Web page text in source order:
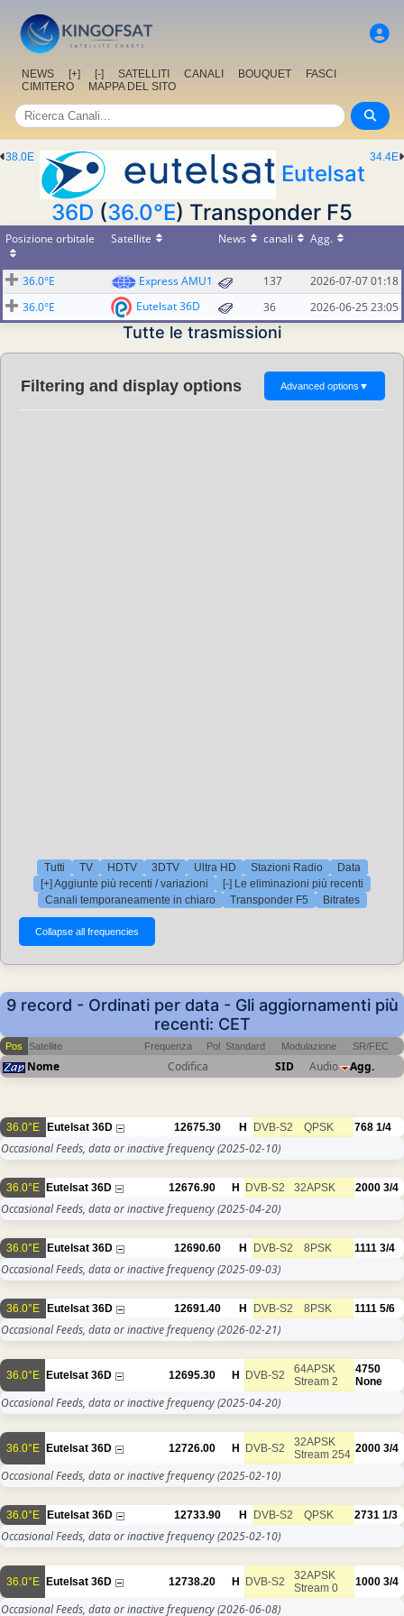
NEWS [+] [-] SATELLITI CANALI BOUQUET
FASCI
CIMITERO
MAPPA DEL SITO
34.4E
38.0E
Eutelsat
36D (36.0°E) Transponder F5
Posizione orbitale Satellite News canali Agg.
36.0°E Express AMU1 137
2026-07-07 01:18
36.0°E
Eutelsat 36D 36 2026-06-25 23:05
Tutte le trasmissioni
Filtering and display options Advanced options ▼
Tutti TV HDTV 3DTV Ultra HD Stazioni Radio
Data
[+] Aggiunte più recenti / variazioni
[-] Le eliminazioni più recenti
Canali temporaneamente in chiaro
Transponder F5 Bitrates
9 record - Ordinati per data - Gli aggiornamenti più
recenti: CET
Pos Satellite Frequenza Pol Standard Modulazione SR/FEC
Nome Codifica SID Audio Agg.
36.0°E Eutelsat 36D 12675.30 H DVB-S2 QPSK 768 1/4
Occasional Feeds, data or inactive frequency(2025-02-10)
36.0°E Eutelsat 36D 12676.90 H DVB-S2 32APSK 2000 3/4
Occasional Feeds, data or inactive frequency(2025-04-20)
36.0°E Eutelsat 36D 12690.60 H DVB-S2 8PSK 1111 3/4
Occasional Feeds, data or inactive frequency(2025-09-03)
36.0°E Eutelsat 36D 12691.40 H DVB-S2 8PSK 1111 5/6
Occasional Feeds, data or inactive frequency(2026-02-21)
36.0°E Eutelsat 36D 12695.30 H DVB-S2
64APSK
Stream 2
4750
None
Occasional Feeds, data or inactive frequency(2025-04-20)
36.0°E Eutelsat 36D 12726.00 H DVB-S2
32APSK
Stream 254 2000 3/4
Occasional Feeds, data or inactive frequency(2025-02-10)
36.0°E Eutelsat 36D 12733.90 H DVB-S2 QPSK 2731 1/3
Occasional Feeds, data or inactive frequency(2025-02-10)
36.0°E Eutelsat 36D 12738.20 H DVB-S2
32APSK
Stream 0
1000 3/4
Occasional Feeds, data or inactive frequency(2026-06-08)